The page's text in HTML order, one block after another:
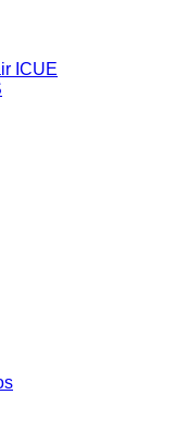
ICUE